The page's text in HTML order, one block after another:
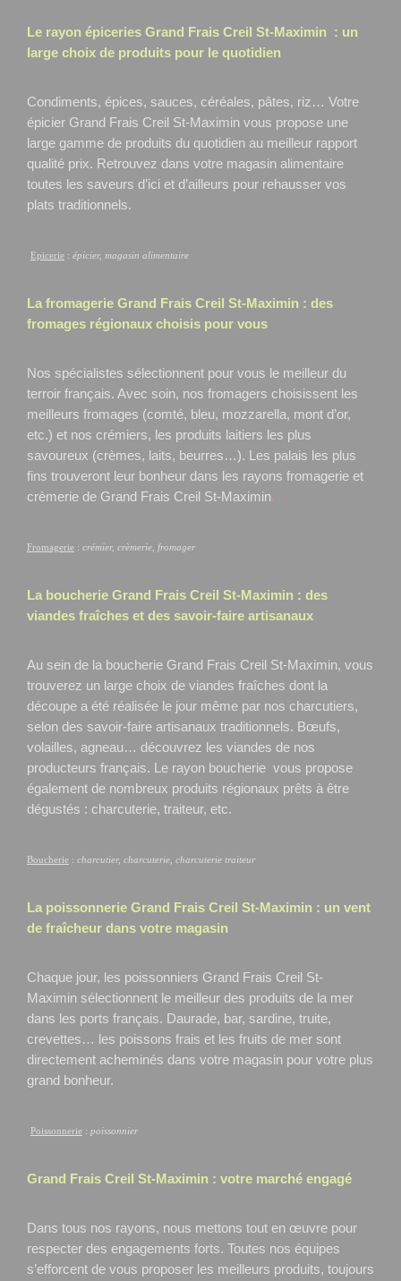
Le rayon épiceries Grand Frais Creil St-Maximin
: un
large choix de produits pour le quotidien
Condiments, épices, sauces, céréales, pâtes, riz… Votre
épicier Grand Frais Creil St-Maximin vous propose une
large gamme de produits du quotidien au meilleur rapport
qualité prix. Retrouvez dans votre magasin alimentaire
toutes les saveurs d’ici et d’ailleurs pour rehausser vos
plats traditionnels.
Epicerie : épicier, magasin alimentaire
La fromagerie Grand Frais Creil St-Maximin : des
fromages régionaux choisis pour vous
Nos spécialistes sélectionnent pour vous le meilleur du
terroir français. Avec soin, nos fromagers choisissent les
meilleurs fromages (comté, bleu, mozzarella, mont d’or,
etc.) et nos crémiers, les produits laitiers les plus
savoureux (crèmes, laits, beurres…). Les palais les plus
fins trouveront leur bonheur dans les rayons fromagerie et
crèmerie de Grand Frais Creil St-Maximin.
Fromagerie : crémier, crèmerie, fromager
La boucherie Grand Frais Creil St-Maximin : des
viandes fraîches et des savoir-faire artisanaux
Au sein de la boucherie Grand Frais Creil St-Maximin, vous
trouverez un large choix de viandes fraîches dont la
découpe a été réalisée le jour même par nos charcutiers,
selon des savoir-faire artisanaux traditionnels. Bœufs,
volailles, agneau… découvrez les viandes de nos
producteurs français. Le rayon boucherie vous propose
également de nombreux produits régionaux prêts à être
dégustés : charcuterie, traiteur, etc.
Boucherie : charcutier, charcuterie, charcuterie traiteur
La poissonnerie Grand Frais Creil St-Maximin : un vent
de fraîcheur dans votre magasin
Chaque jour, les poissonniers Grand Frais Creil St-
Maximin sélectionnent le meilleur des produits de la mer
dans les ports français. Daurade, bar, sardine, truite,
crevettes… les poissons frais et les fruits de mer sont
directement acheminés dans votre magasin pour votre plus
grand bonheur.
Poissonnerie : poissonnier
Grand Frais Creil St-Maximin : votre marché engagé
Dans tous nos rayons, nous mettons tout en œuvre pour
respecter des engagements forts. Toutes nos équipes
s’efforcent de vous proposer les meilleurs produits, toujours